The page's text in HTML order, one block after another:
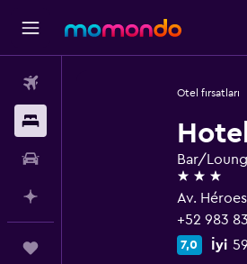
Otel fırsatları
Bar/
3 yıldız
Av.
+52 983
7,0 İyi